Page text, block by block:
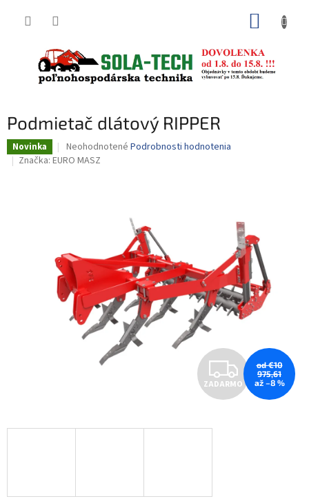
Podmietač dlátový RIPPER
Novinka
Priemerné
hodnotenie
Neohodnotené Podrobnosti hodnotenia
Značka: EURO MASZ
Z
A
ZADARMO
od €10
975,61
až –8 %